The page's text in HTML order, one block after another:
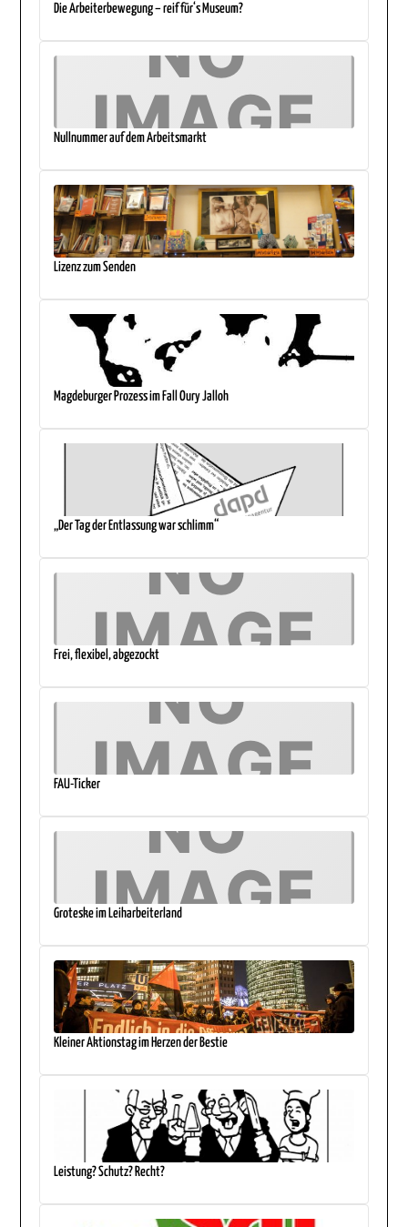
Die Arbeiterbewegung – reif für‘s Museum?
Nullnummer auf dem Arbeitsmarkt
Lizenz zum Senden
Magdeburger Prozess im Fall Oury Jalloh
„Der Tag der Entlassung war schlimm“
Frei, flexibel, abgezockt
FAU-Ticker
Groteske im Leiharbeiterland
Kleiner Aktionstag im Herzen der Bestie
Leistung? Schutz? Recht?